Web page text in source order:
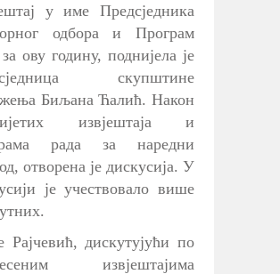
у име Предсједника
одбора и Програм
ову годину, поднијела је
скупштине
Биљана Ћалић. Након
извјештаја и
рада за наредни
отворена је дискусија. У
је учествовало више
Рајчевић, дискутујући по
извјештајима